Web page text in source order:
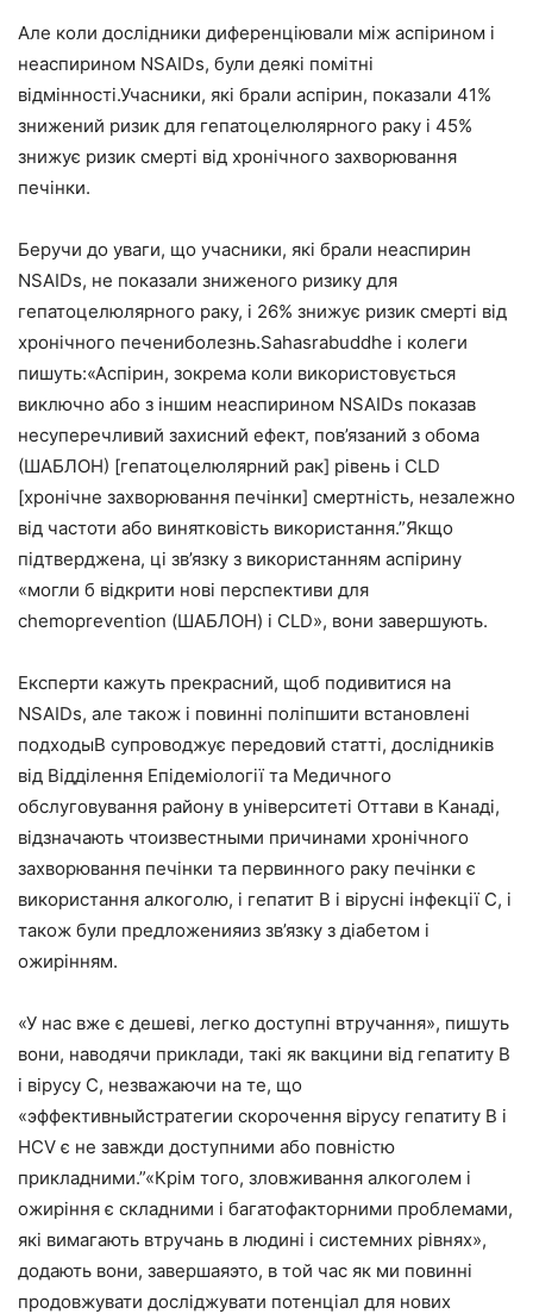
Але коли дослідники диференціювали між аспірином і
неаспирином NSAIDs, були деякі помітні
відмінності.Учасники, які брали аспірин, показали 41%
знижений ризик для гепатоцелюлярного раку і 45%
знижує ризик смерті від хронічного захворювання
печінки.
Беручи до уваги, що учасники, які брали неаспирин
NSAIDs, не показали зниженого ризику для
гепатоцелюлярного раку, і 26% знижує ризик смерті від
хронічного печениболезнь.Sahasrabuddhe і колеги
пишуть:«Аспірин, зокрема коли використовується
виключно або з іншим неаспирином NSAIDs показав
несуперечливий захисний ефект, пов’язаний з обома
(ШАБЛОН) [гепатоцелюлярний рак] рівень і CLD
[хронічне захворювання печінки] смертність, незалежно
від частоти або винятковість використання.”Якщо
підтверджена, ці зв’язку з використанням аспірину
«могли б відкрити нові перспективи для
chemoprevention (ШАБЛОН) і CLD», вони завершують.
Експерти кажуть прекрасний, щоб подивитися на
NSAIDs, але також і повинні поліпшити встановлені
подходыВ супроводжує передовий статті, дослідників
від Відділення Епідеміології та Медичного
обслуговування району в університеті Оттави в Канаді,
відзначають чтоизвестными причинами хронічного
захворювання печінки та первинного раку печінки є
використання алкоголю, і гепатит B і вірусні інфекції C, і
також були предложенияиз зв’язку з діабетом і
ожирінням.
«У нас вже є дешеві, легко доступні втручання», пишуть
вони, наводячи приклади, такі як вакцини від гепатиту B
і вірусу C, незважаючи на те, що
«эффективныйстратегии скорочення вірусу гепатиту B і
HCV є не завжди доступними або повністю
прикладними.”«Крім того, зловживання алкоголем і
ожиріння є складними і багатофакторними проблемами,
які вимагають втручань в людині і системних рівнях»,
додають вони, завершаяэто, в той час як ми повинні
продовжувати досліджувати потенціал для нових